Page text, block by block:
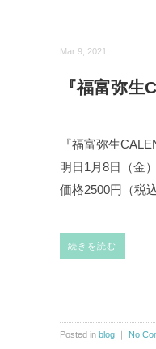
Mar 9, 2021
『福富弥生
『福富弥生
明日1月8日（金
価格2500円（税込
続きを読む
Posted in blog ｜ No